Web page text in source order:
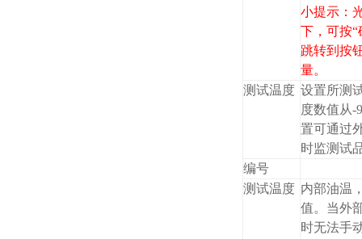
小提示：
下，可按“
跳转到按
量。
测试温度 设置所测
度数值从
置可通过
时监测试
编号
测试温度 内部油温
值。当外
时无法手